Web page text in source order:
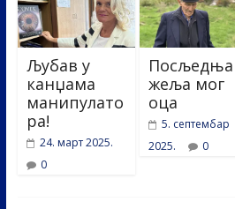
Љубав у
канџама
манипулато
ра!
24. март 2025.
0
Посљедња
жеља мог
оца
5. септембар
2025.
0